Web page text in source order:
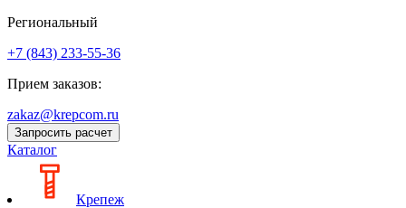
Региональный
+7 (843) 233-55-36
Прием заказов:
zakaz@krepcom.ru
Запросить расчет
Каталог
Крепеж